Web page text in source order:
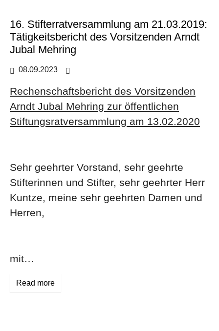
16. Stifterratversammlung am 21.03.2019:
Tätigkeitsbericht des Vorsitzenden Arndt
Jubal Mehring
08.09.2023
Rechenschaftsbericht des Vorsitzenden
Arndt Jubal Mehring zur öffentlichen
Stiftungsratversammlung am 13.02.2020
Sehr geehrter Vorstand, sehr geehrte
Stifterinnen und Stifter, sehr geehrter Herr
Kuntze, meine sehr geehrten Damen und
Herren,
mit…
Read more